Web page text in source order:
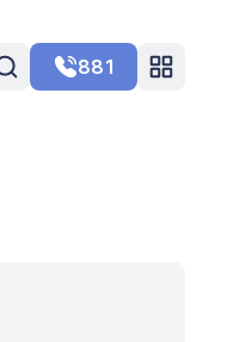
881